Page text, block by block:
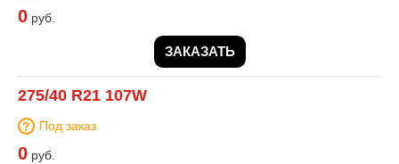
0 руб.
ЗАКАЗАТЬ
275/40 R21 107W
Под заказ
0 руб.